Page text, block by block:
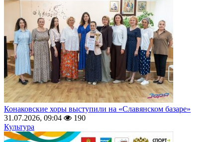
Конаковские хоры выступили на «Славянском базаре»
31.07.2026, 09:04
190
Культура